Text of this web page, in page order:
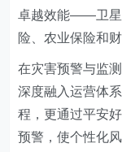
卓越效能——卫星
险、农业保险和
在灾害预警与监
深度融入运营体
程，更通过平安
预警，使个性化